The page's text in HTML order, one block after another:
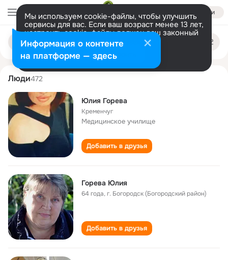
Войти
Мы используем cookie-файлы, чтобы улучшить
сервисы для вас. Если ваш возраст менее 13 лет,
настроить cookie-файлы должен ваш законный
представитель. Больше информации
Разрешить все Настроить
Поиск
людям
yuliya goreva
Люди472
Юлия Горева
Кременчуг
Медицинское училище
Добавить в друзья
Горева Юлия
64 года,г. Богородск (Богородский район)
Добавить в друзья
Информация о контенте
на платформе — здесь